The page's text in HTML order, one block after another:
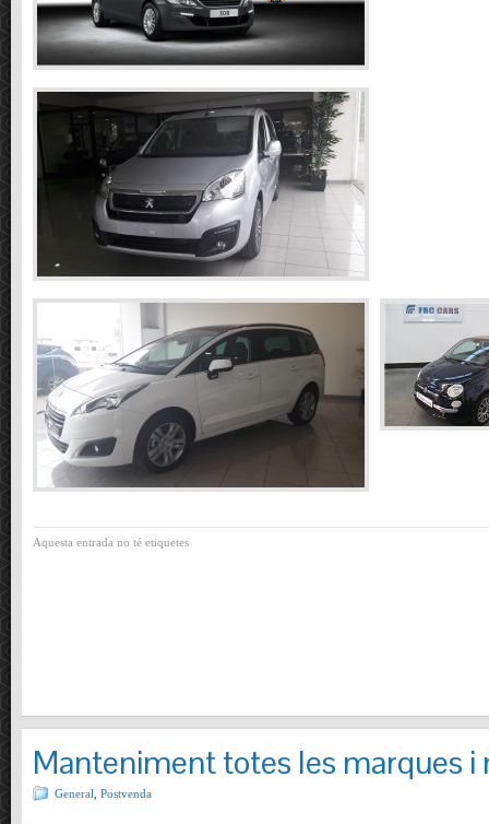
Aquesta entrada no té etiquetes
Manteniment totes les marques i
General Postvenda